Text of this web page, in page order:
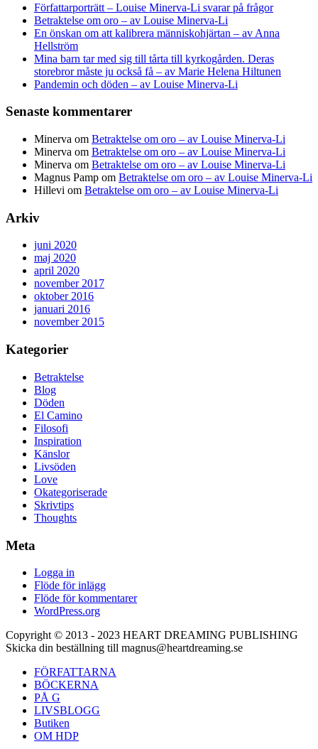
Författarporträtt – Louise Minerva-Li svarar på frågor
Betraktelse om oro – av Louise Minerva-Li
En önskan om att kalibrera människohjärtan – av Anna
Hellström
Mina barn tar med sig till tårta till kyrkogården. Deras
storebror måste ju också få – av Marie Helena Hiltunen
Pandemin och döden – av Louise Minerva-Li
Senaste kommentarer
Minerva om Betraktelse om oro – av Louise Minerva-Li
Minerva om Betraktelse om oro – av Louise Minerva-Li
Minerva om Betraktelse om oro – av Louise Minerva-Li
Magnus Pamp om Betraktelse om oro – av Louise Minerva-Li
Hillevi om Betraktelse om oro – av Louise Minerva-Li
Arkiv
juni 2020
maj 2020
april 2020
november 2017
oktober 2016
januari 2016
november 2015
Kategorier
Betraktelse
Blog
Döden
El Camino
Filosofi
Inspiration
Känslor
Livsöden
Love
Okategoriserade
Skrivtips
Thoughts
Meta
Logga in
Flöde för inlägg
Flöde för kommentarer
WordPress.org
Copyright © 2013 - 2023 HEART DREAMING PUBLISHING
Skicka din beställning till magnus@heartdreaming.se
FÖRFATTARNA
BÖCKERNA
PÅ G
LIVSBLOGG
Butiken
OM HDP